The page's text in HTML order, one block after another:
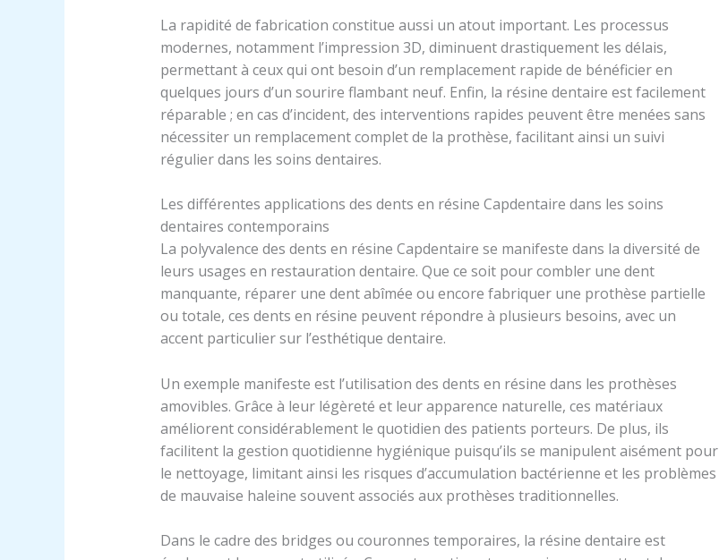
La rapidité de fabrication constitue aussi un atout important. Les processus
modernes, notamment l’impression 3D, diminuent drastiquement les délais,
permettant à ceux qui ont besoin d’un remplacement rapide de bénéficier en
quelques jours d’un sourire flambant neuf. Enfin, la résine dentaire est facilement
réparable ; en cas d’incident, des interventions rapides peuvent être menées sans
nécessiter un remplacement complet de la prothèse, facilitant ainsi un suivi
régulier dans les soins dentaires.
Les différentes applications des dents en résine Capdentaire dans les soins
dentaires contemporains
La polyvalence des dents en résine Capdentaire se manifeste dans la diversité de
leurs usages en restauration dentaire. Que ce soit pour combler une dent
manquante, réparer une dent abîmée ou encore fabriquer une prothèse partielle
ou totale, ces dents en résine peuvent répondre à plusieurs besoins, avec un
accent particulier sur l’esthétique dentaire.
Un exemple manifeste est l’utilisation des dents en résine dans les prothèses
amovibles. Grâce à leur légèreté et leur apparence naturelle, ces matériaux
améliorent considérablement le quotidien des patients porteurs. De plus, ils
facilitent la gestion quotidienne hygiénique puisqu’ils se manipulent aisément pour
le nettoyage, limitant ainsi les risques d’accumulation bactérienne et les problèmes
de mauvaise haleine souvent associés aux prothèses traditionnelles.
Dans le cadre des bridges ou couronnes temporaires, la résine dentaire est